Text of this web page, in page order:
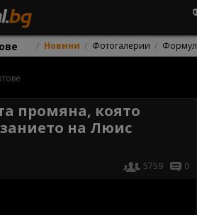
Новини Фотогалерии
промяна, която
на Люис
5759 0